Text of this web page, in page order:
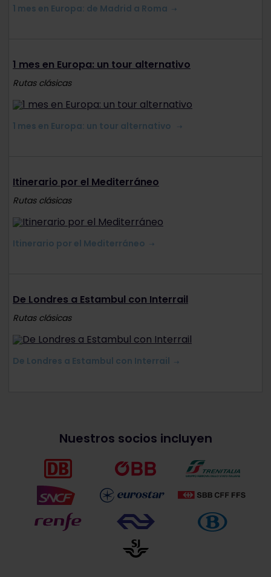
1 mes en Europa: de Madrid a Roma
1 mes en Europa: un tour alternativo
Rutas clásicas
1 mes en Europa: un tour alternativo
Itinerario por el Mediterráneo
Rutas clásicas
Itinerario por el Mediterráneo
De Londres a Estambul con Interrail
Rutas clásicas
De Londres a Estambul con Interrail
Nuestros socios incluyen